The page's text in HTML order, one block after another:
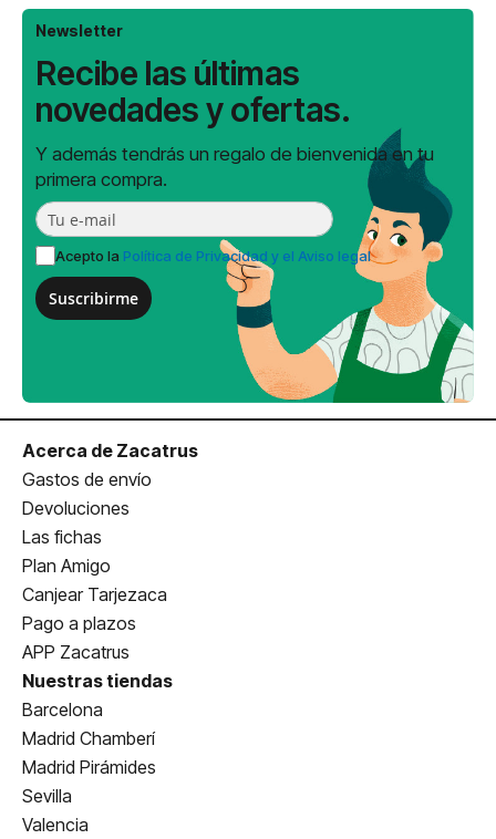
Newsletter
Recibe las últimas
novedades y ofertas.
Y además tendrás un regalo de bienvenida en tu
primera compra.
Acepto la Política de Privacidad y el Aviso legal
Suscribirme
Acerca de Zacatrus
Gastos de envío
Devoluciones
Las fichas
Plan Amigo
Canjear Tarjezaca
Pago a plazos
APP Zacatrus
Nuestras tiendas
Barcelona
Madrid Chamberí
Madrid Pirámides
Sevilla
Valencia